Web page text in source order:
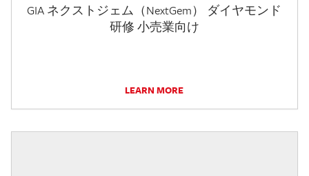
GIA ネクストジェム（NextGem） ダイヤモンド
研修 小売業向け
LEARN MORE